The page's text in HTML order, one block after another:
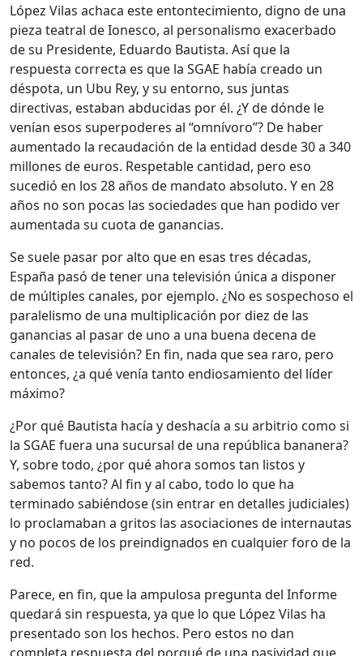
López Vilas achaca este entontecimiento, digno de una
pieza teatral de Ionesco, al personalismo exacerbado
de su Presidente, Eduardo Bautista. Así que la
respuesta correcta es que la SGAE había creado un
déspota, un Ubu Rey, y su entorno, sus juntas
directivas, estaban abducidas por él. ¿Y de dónde le
venían esos superpoderes al “omnívoro”? De haber
aumentado la recaudación de la entidad desde 30 a 340
millones de euros. Respetable cantidad, pero eso
sucedió en los 28 años de mandato absoluto. Y en 28
años no son pocas las sociedades que han podido ver
aumentada su cuota de ganancias.
Se suele pasar por alto que en esas tres décadas,
España pasó de tener una televisión única a disponer
de múltiples canales, por ejemplo. ¿No es sospechoso el
paralelismo de una multiplicación por diez de las
ganancias al pasar de uno a una buena decena de
canales de televisión? En fin, nada que sea raro, pero
entonces, ¿a qué venía tanto endiosamiento del líder
máximo?
¿Por qué Bautista hacía y deshacía a su arbitrio como si
la SGAE fuera una sucursal de una república bananera?
Y, sobre todo, ¿por qué ahora somos tan listos y
sabemos tanto? Al fin y al cabo, todo lo que ha
terminado sabiéndose (sin entrar en detalles judiciales)
lo proclamaban a gritos las asociaciones de internautas
y no pocos de los preindignados en cualquier foro de la
red.
Parece, en fin, que la ampulosa pregunta del Informe
quedará sin respuesta, ya que lo que López Vilas ha
presentado son los hechos. Pero estos no dan